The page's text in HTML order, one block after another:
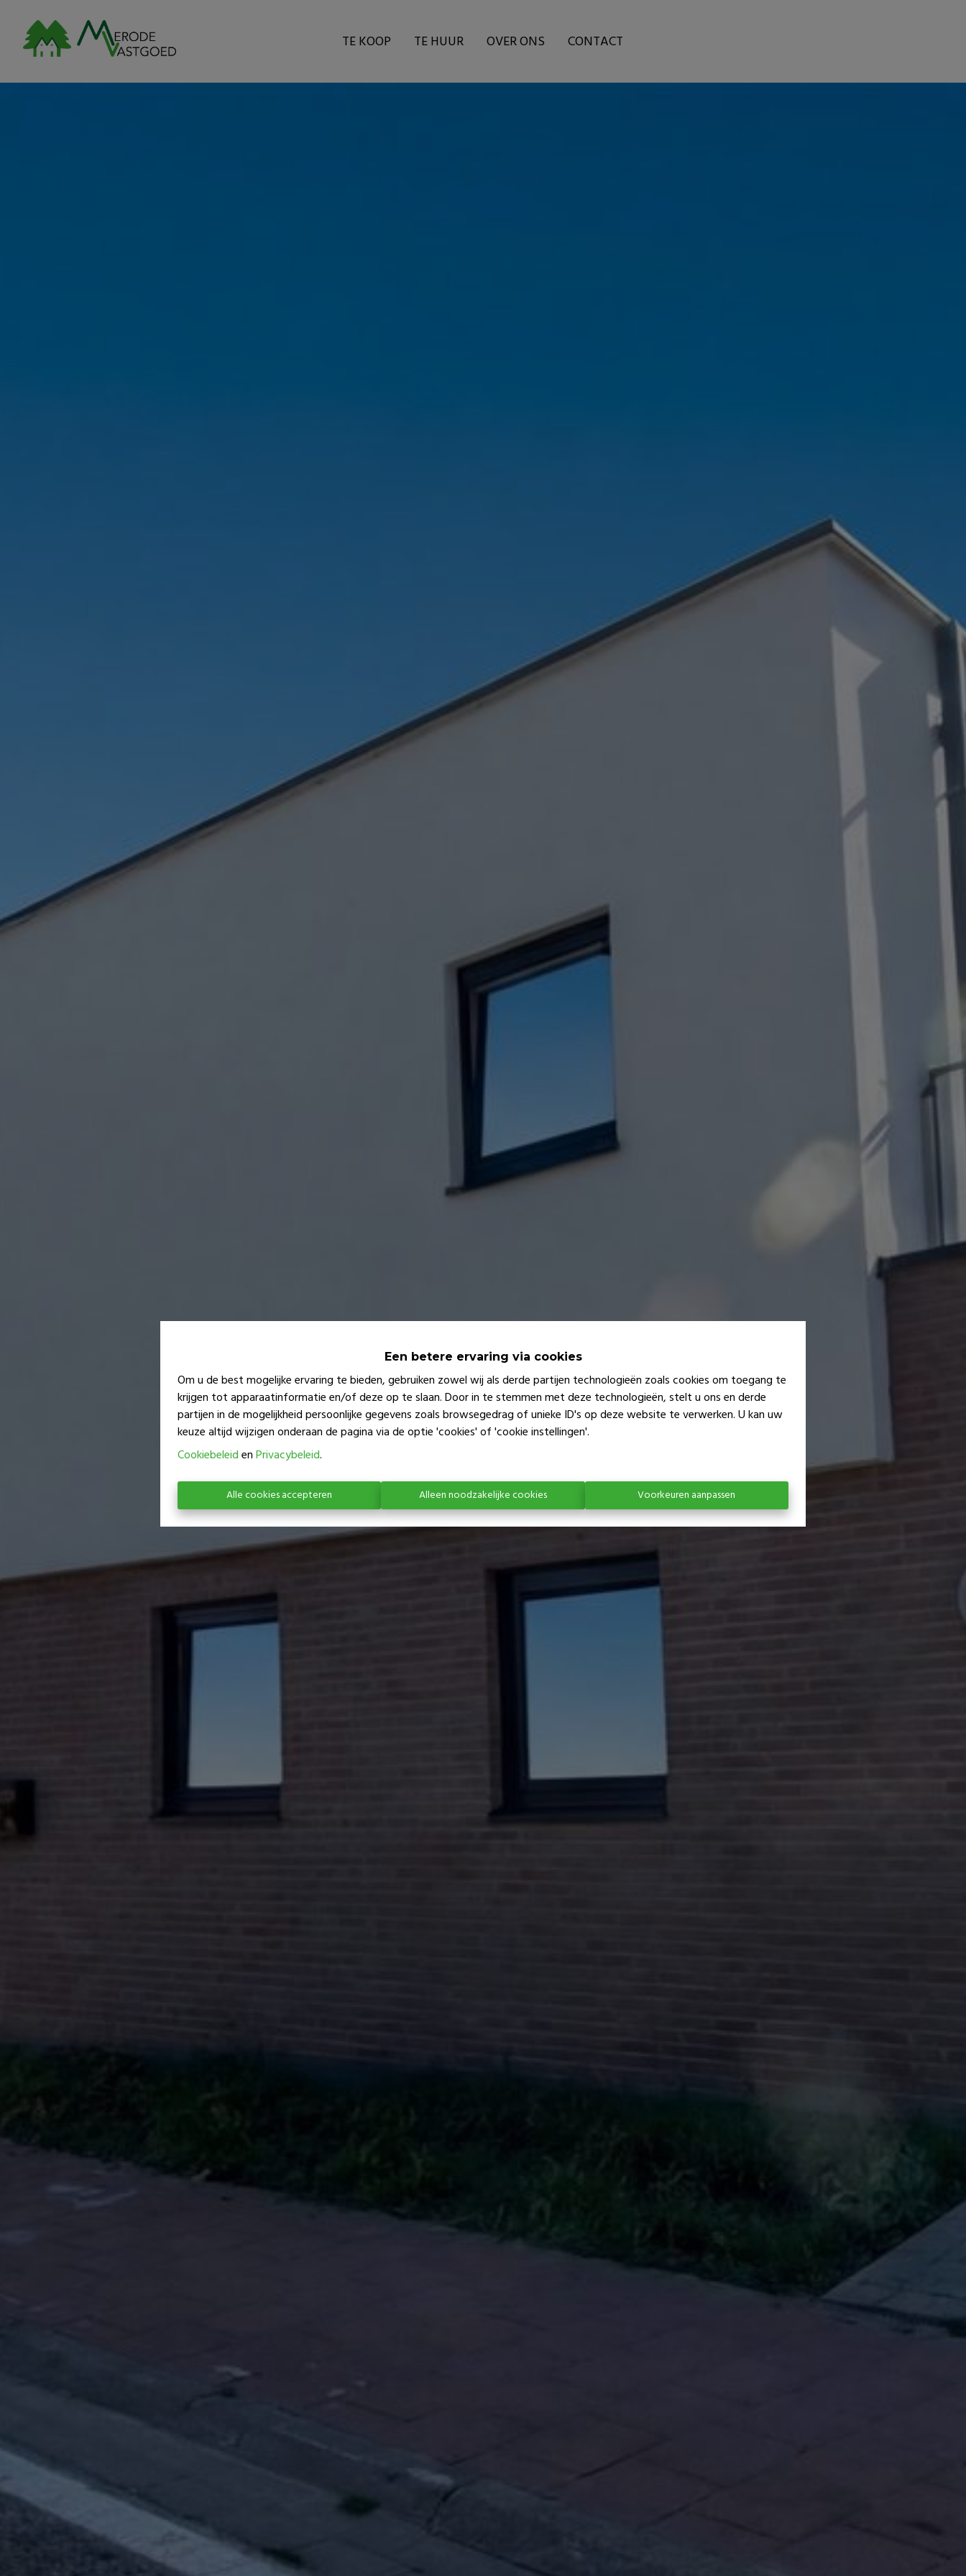
Een betere ervaring via cookies
Om u de best mogelijke ervaring te bieden, gebruiken zowel wij als derde partijen technologieën zoals cookies om toegang te
krijgen tot apparaatinformatie en/of deze op te slaan. Door in te stemmen met deze technologieën, stelt u ons en derde
partijen in de mogelijkheid persoonlijke gegevens zoals browsegedrag of unieke ID's op deze website te verwerken. U kan uw
keuze altijd wijzigen onderaan de pagina via de optie 'cookies' of 'cookie instellingen'.
CookiebeleidenPrivacybeleid.
Alle cookies accepteren Alleen noodzakelijke cookies Voorkeuren aanpassen
TE KOOP TE HUUR OVER ONS CONTACT